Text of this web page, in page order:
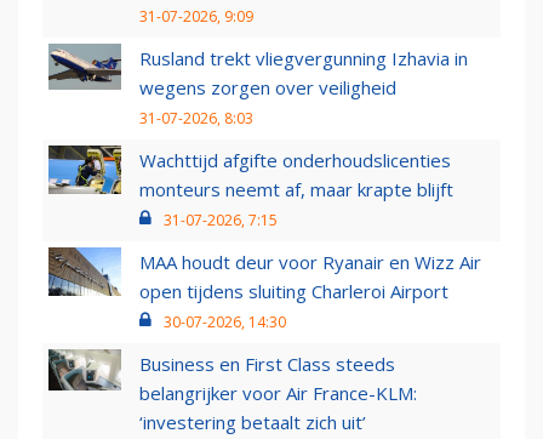
31-07-2026, 9:09
Rusland trekt vliegvergunning Izhavia in
wegens zorgen over veiligheid
31-07-2026, 8:03
Wachttijd afgifte onderhoudslicenties
monteurs neemt af, maar krapte blijft
31-07-2026, 7:15
MAA houdt deur voor Ryanair en Wizz Air
open tijdens sluiting Charleroi Airport
30-07-2026, 14:30
Business en First Class steeds
belangrijker voor Air France-KLM:
‘investering betaalt zich uit’